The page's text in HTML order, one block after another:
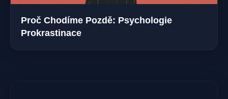
Proč Chodíme Pozdě: Psychologie
Prokrastinace